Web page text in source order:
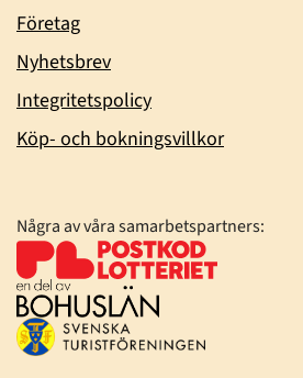
Företag
Nyhetsbrev
Integritetspolicy
Köp- och bokningsvillkor
Några av våra samarbetspartners: